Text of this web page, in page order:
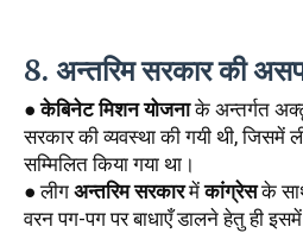
8. अन्तरिम सरकार की
● केबिनेट मिशन योजना के अन्तर्गत
सरकार की व्यवस्था की गयी थी, जिसमें
सम्मिलित किया गया था।
● लीग अन्तरिम सरकार में कांग्रेस के
वरन पग-पग पर बाधाएँ डालने हेतु ही